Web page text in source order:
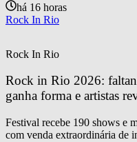
há 16 horas
Rock In Rio
Rock In Rio
Rock in Rio 2026:
ganha forma e artistas
Festival recebe 190 shows e
com venda extraordinária de